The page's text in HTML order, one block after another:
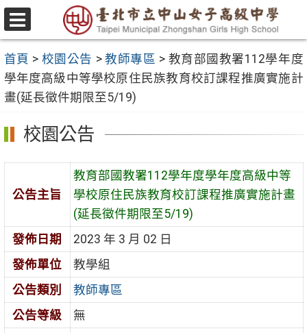
跳
至
要
內
容
區
選
單
首頁 > 校園公告 >教師專區 > 教育部國教署112學年度
學年度高級中等學校原住民族教育校訂課程推廣實施計
畫(延長徵件期限至5/19)
校園公告
公告主旨
教育部國教署112學年度學年度高級中等
學校原住民族教育校訂課程推廣實施計畫
(延長徵件期限至5/19)
發佈日期
2023 年 3 月 02 日
發佈單位
教學組
公告類別
教師專區
公告等級
無